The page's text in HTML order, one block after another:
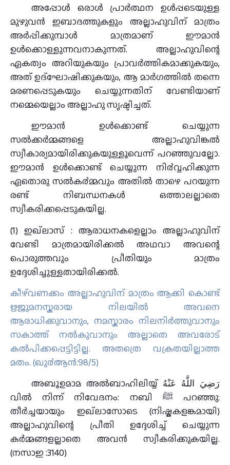
അപ്പോൾ ഒരാൾ പ്രാര്‍ത്ഥന ഉൾപ്പടെയുള്ള
മുഴുവൻ ഇബാദത്തുകളും അല്ലാഹുവിന് മാത്രം
അര്‍പ്പിക്കുമ്പാൾ മാത്രമാണ് ഈമാൻ
ഉൾക്കൊള്ളുന്നവനാകുന്നത്. അല്ലാഹുവിന്റെ
ഏകത്വം അറിയുകയും പ്രാവർത്തികമാക്കുകയും,
അത് ഉദ്ഘോഷിക്കുകയും, ആ മാർഗത്തിൽ തന്നെ
മരണപ്പെടുകയും ചെയ്യുന്നതിന് വേണ്ടിയാണ്
നമ്മെയെല്ലാം അല്ലാഹു സൃഷ്ടിച്ചത്.
ഈമാൻ ഉൾക്കൊണ്ട് ചെയ്യുന്ന
സല്‍ക്കര്‍മ്മങ്ങളെ അല്ലാഹുവിങ്കല്‍
സ്വീകാര്യമായിരിക്കുകയുള്ളൂവെന്ന് പറഞ്ഞുവല്ലോ.
ഈമാൻ ഉൾക്കൊണ്ട് ചെയ്യുന്ന നി൪വ്വഹിക്കുന്ന
ഏതൊരു സല്‍ക൪മ്മവും അതിൽ താഴെ പറയുന്ന
രണ്ട് നിബന്ധനകൾ ഒത്താലല്ലാതെ
സ്വീകരിക്കപ്പെടുകയില്ല.
(1) ഇഖ്ലാസ് : ആരാധനകളെല്ലാം അല്ലാഹുവിന്
വേണ്ടി മാത്രമായിരിക്കൽ അഥവാ അവന്റെ
പൊരുത്തവും പ്രീതിയും മാത്രം
ഉദ്ദേശിച്ചുള്ളതായിരിക്കല്‍.
കീഴ്‌വണക്കം അല്ലാഹുവിന് മാത്രം ആക്കി കൊണ്ട്
ഋജുമനസ്കരായ നിലയില്‍ അവനെ
ആരാധിക്കുവാനും, നമസ്കാരം നിലനിര്‍ത്തുവാനും
സകാത്ത് നല്‍കുവാനും അല്ലാതെ അവരോട്
കല്‍പിക്കപ്പെട്ടിട്ടില്ല. അതത്രെ വക്രതയില്ലാത്ത
മതം. (ഖു൪ആന്‍:98/5)
അബൂഉമാമ അൽബാഹിലിയ്യ് رَضِيَ اللَّهُ عَنْهُ
വിൽ നിന്ന് നിവേദനം: നബി ﷺ പറഞ്ഞു:
തീർച്ചയായും ഇഖ്ലാസോടെ (നിഷ്കകളങ്കമായി)
അല്ലാഹുവിന്റെ പ്രീതി ഉദ്ദേശിച്ച് ചെയ്യുന്ന
കർമ്മങ്ങളല്ലാതെ അവൻ സ്വീകരിക്കുകയില്ല.
(നസാഇ :3140)